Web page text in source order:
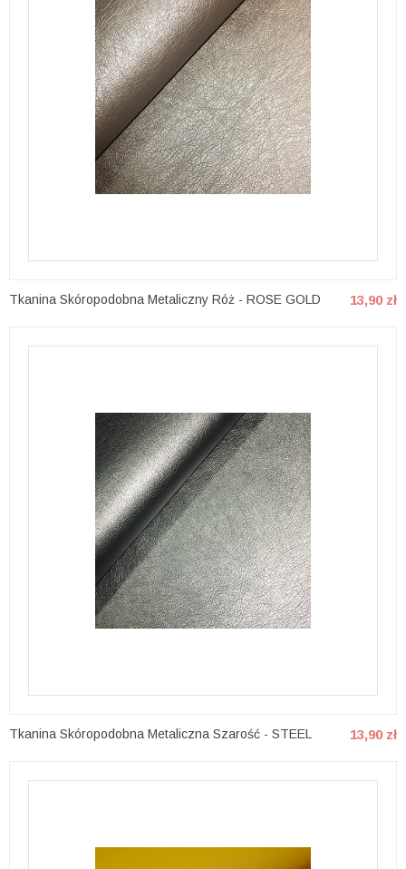
13,90 zł
Tkanina Skóropodobna Metaliczny Róż - ROSE GOLD
13,90 zł
Tkanina Skóropodobna Metaliczna Szarość - STEEL